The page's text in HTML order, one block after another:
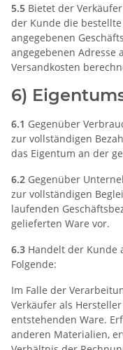
5.5 Bietet der
der Kunde die
angegebenen
angegebenen Adresse
Versandkosten
6)
6.1 Gegenüber
zur vollständigen
das Eigentum an der
6.2 Gegenüber
zur vollständigen
laufenden
gelieferten Ware vor.
6.3 Handelt der Kunde
Folgende:
Im Falle der
Verkäufer als
entstehenden Ware.
anderen Materialien,